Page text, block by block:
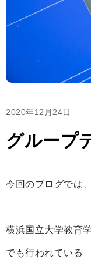
2020年12月24日
グループ
今回のブログでは、
横浜国立大学教育
でも行われている